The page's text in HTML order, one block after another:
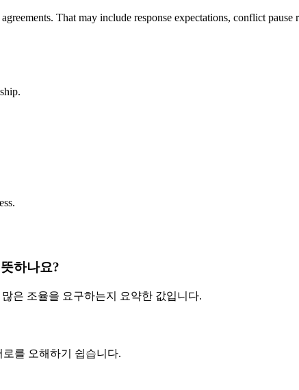
That may include response expectations, conflict pause
하나요?
은 조율을 요구하는지 요약한 값입니다.
를 오해하기 쉽습니다.